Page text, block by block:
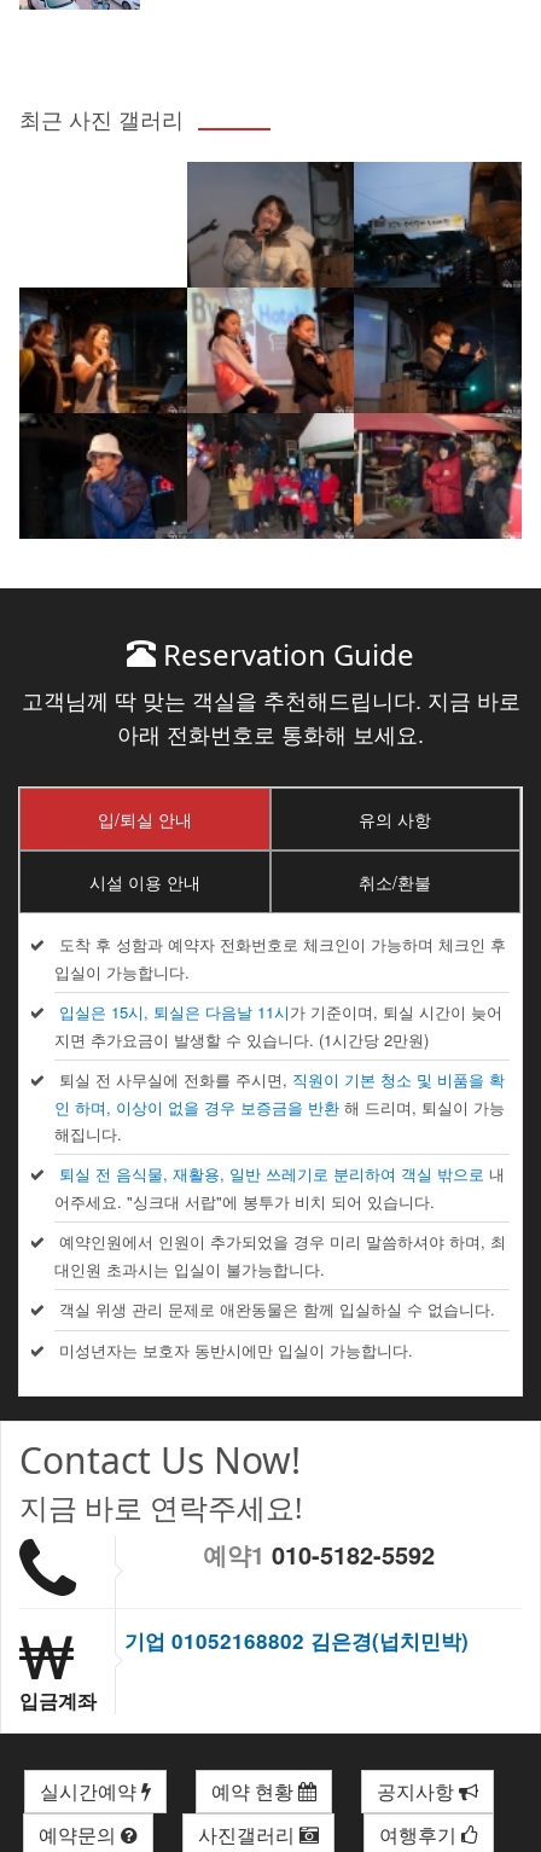
최근 사진 갤러리
Reservation Guide
고객님께 딱 맞는 객실을 추천해드립니다. 지금 바로
아래 전화번호로 통화해 보세요.
입/퇴실 안내 유의 사항
시설 이용 안내 취소/환불
도착 후 성함과 예약자 전화번호로 체크인이 가능하며 체크인 후
입실이 가능합니다.
입실은 15시, 퇴실은 다음날 11시가 기준이며, 퇴실 시간이 늦어
지면 추가요금이 발생할 수 있습니다. (1시간당 2만원)
퇴실 전 사무실에 전화를 주시면, 직원이 기본 청소 및 비품을 확
인 하며, 이상이 없을 경우 보증금을 반환해 드리며, 퇴실이 가능
해집니다.
퇴실 전 음식물, 재활용, 일반 쓰레기로 분리하여 객실 밖으로 내
어주세요. "싱크대 서랍"에 봉투가 비치 되어 있습니다.
예약인원에서 인원이 추가되었을 경우 미리 말씀하셔야 하며, 최
대인원 초과시는 입실이 불가능합니다.
객실 위생 관리 문제로 애완동물은 함께 입실하실 수 없습니다.
미성년자는 보호자 동반시에만 입실이 가능합니다.
Contact Us Now!
지금 바로 연락주세요!
예약1 010-5182-5592
입금계좌
기업 01052168802 김은경(넙치민박)
실시간예약 예약 현황
공지사항
예약문의
사진갤러리 여행후기